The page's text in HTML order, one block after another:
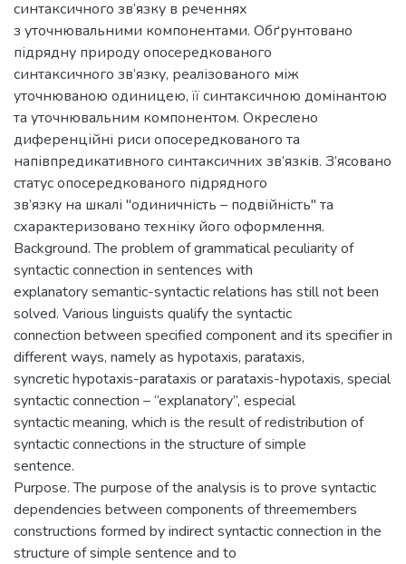
синтаксичного зв’язку в реченнях
з уточнювальними компонентами. Обґрунтовано
підрядну природу опосередкованого
синтаксичного зв’язку, реалізованого між
уточнюваною одиницею, її синтаксичною домінантою
та уточнювальним компонентом. Окреслено
диференційні риси опосередкованого та
напівпредикативного синтаксичних зв’язків. З’ясовано
статус опосередкованого підрядного
зв’язку на шкалі "одиничність – подвійність" та
схарактеризовано техніку його оформлення.
Background. The problem of grammatical peculiarity of
syntactic connection in sentences with
explanatory semantic-syntactic relations has still not been
solved. Various linguists qualify the syntactic
connection between specified component and its specifier in
different ways, namely as hypotaxis, parataxis,
syncretic hypotaxis-parataxis or parataxis-hypotaxis, special
syntactic connection – “explanatory”, especial
syntactic meaning, which is the result of redistribution of
syntactic connections in the structure of simple
sentence.
Purpose. The purpose of the analysis is to prove syntactic
dependencies between components of threemembers
constructions formed by indirect syntactic connection in the
structure of simple sentence and to